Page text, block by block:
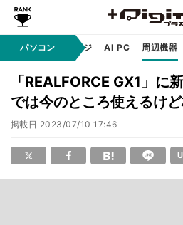
パソコン
自作 / テクノロジ AI PC 周辺機器
「REALFORCE GX1」に
では今のところ使えるけ
掲載日 2023/07/10 17:46